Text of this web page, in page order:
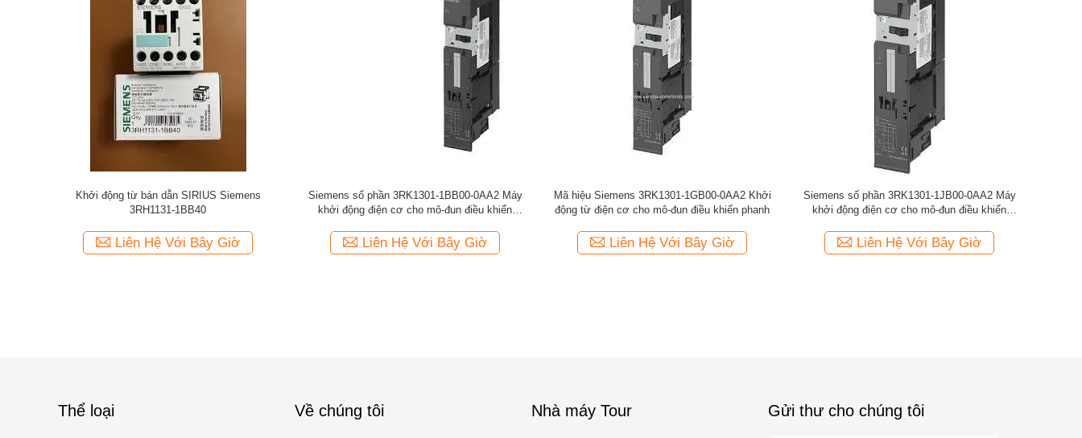
Khởi động từ bán dẫn SIRIUS Siemens
3RH1131-1BB40
Liên Hệ Với Bây Giờ
Siemens số phần 3RK1301-1BB00-0AA2 Máy
khởi động điện cơ cho mô-đun điều khiển
Liên Hệ Với Bây Giờ
Mã hiệu Siemens 3RK1301-1GB00-0AA2 Khởi
động từ điện cơ cho mô-đun điều khiển phanh
Liên Hệ Với Bây Giờ
Siemens số phần 3RK1301-1JB00-0AA2 Máy
khởi động điện cơ cho mô-đun điều khiển
Liên Hệ Với Bây Giờ
Thể loại Về chúng tôi Nhà máy Tour Gửi thư cho chúng tôi